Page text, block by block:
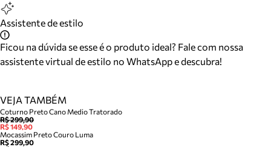
Assistente de estilo
Ficou na dúvida se esse é o produto ideal? Fale com nossa
assistente virtual de estilo no WhatsApp e descubra!
VEJA TAMBÉM
Coturno Preto Cano Medio Tratorado
R$ 299,90
R$ 149,90
Mocassim Preto Couro Luma
R$ 299,90